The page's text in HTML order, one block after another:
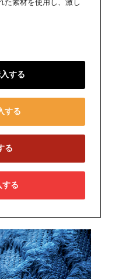
た素材を使用し、激し
する
する
る
る